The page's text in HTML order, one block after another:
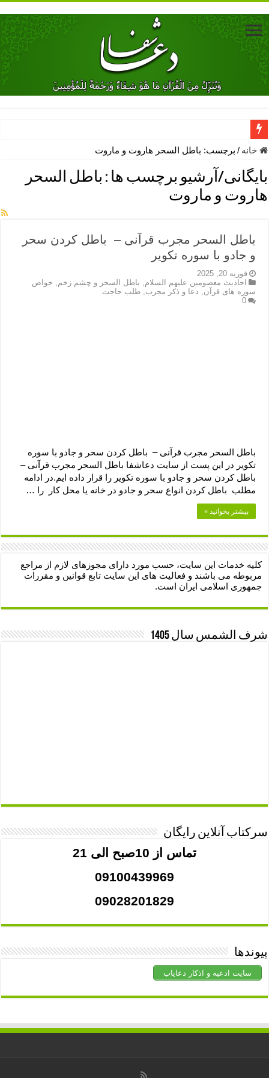
دعای جلب محبت فوری معشوق – دعای جلب محبت شوهر
دعای مشکل گشا برای رفع فقر – ذکرهای روزی‌ بخش
معجزات دعای یا من اظهر الجمیل – دعای یا من اظهر الجمیل برای
مهم ترین اذکار الهی و فضیلت آن ها – ذکر مخصوص مستجاب الدعوه
دعا برای ترس بچه ها در خواب – دعای ترس و بی خوابی کودکان
نماز حاجت برای کار گشایی- دعای رفع مشکلات و طلب حاجت
دعای رفع فقر و طلب رزق و روزی – آیه‌ جلب ثروت و برکت مال
لا حول ولا قوة الا بالله برای چشم زخم – دعای چشم زخم ماشاالله
خانه / برچسب: باطل السحر هاروت و ماروت
بایگانی/آرشیو برچسب ها : باطل السحر
هاروت و ماروت
باطل السحر مجرب قرآنی – باطل کردن سحر
و جادو با سوره تکویر
فوریه 20, 2025
احادیث معصومین علیهم السلام
باطل السحر و چشم زخم
خواص
سوره های قرآن
دعا و ذکر مجرب ,طلب حاجت
0
باطل السحر مجرب قرآنی – باطل کردن سحر و جادو با سوره
تکویر در این پست از سایت دعاشفا باطل السحر مجرب قرآنی –
باطل کردن سحر و جادو با سوره تکویر را قرار داده ایم.در ادامه
مطلب باطل کردن انواع سحر و جادو در خانه یا محل کار را …
بیشتر بخوانید »
کلیه خدمات این سایت، حسب مورد دارای مجوزهای لازم از مراجع
مربوطه می باشند و فعالیت های این سایت تابع قوانین و مقررات
جمهوری اسلامی ایران است.
شرف الشمس سال 1405
سرکتاب آنلاین رایگان
تماس از 10صبح الی 21
09100439969
09028201829
پیوندها
سایت ادعیه و اذکار دعایاب